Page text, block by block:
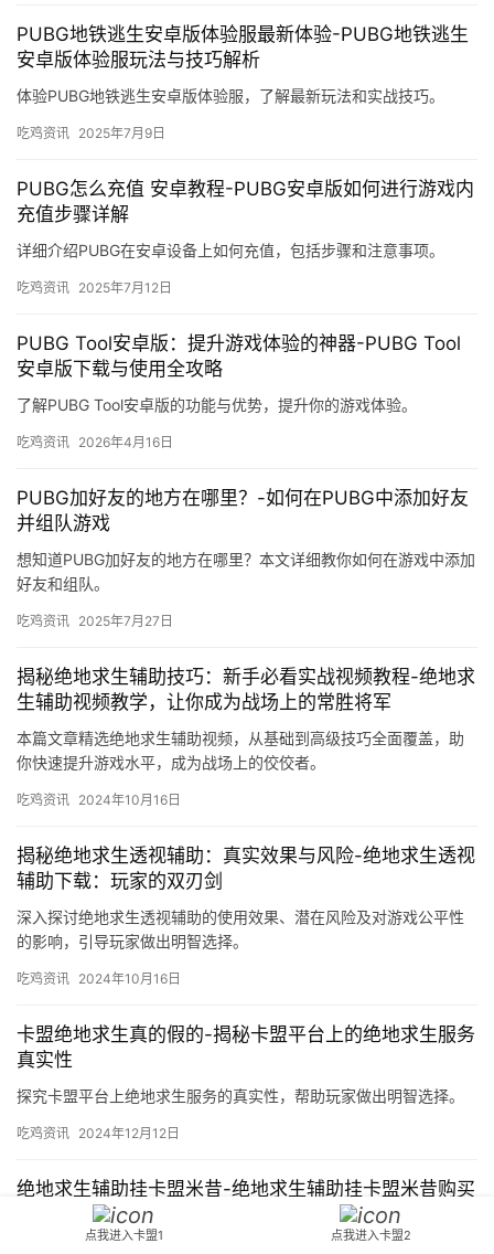
PUBG地铁逃生安卓版体验服最新体验-PUBG地铁逃生
安卓版体验服玩法与技巧解析
体验PUBG地铁逃生安卓版体验服，了解最新玩法和实战技巧。
吃鸡资讯 2025年7月9日
PUBG怎么充值 安卓教程-PUBG安卓版如何进行游戏内
充值步骤详解
详细介绍PUBG在安卓设备上如何充值，包括步骤和注意事项。
吃鸡资讯 2025年7月12日
PUBG Tool安卓版：提升游戏体验的神器-PUBG Tool
安卓版下载与使用全攻略
了解PUBG Tool安卓版的功能与优势，提升你的游戏体验。
吃鸡资讯 2026年4月16日
PUBG加好友的地方在哪里？-如何在PUBG中添加好友
并组队游戏
想知道PUBG加好友的地方在哪里？本文详细教你如何在游戏中添加
好友和组队。
吃鸡资讯 2025年7月27日
揭秘绝地求生辅助技巧：新手必看实战视频教程-绝地求
生辅助视频教学，让你成为战场上的常胜将军
本篇文章精选绝地求生辅助视频，从基础到高级技巧全面覆盖，助
你快速提升游戏水平，成为战场上的佼佼者。
吃鸡资讯 2024年10月16日
揭秘绝地求生透视辅助：真实效果与风险-绝地求生透视
辅助下载：玩家的双刃剑
深入探讨绝地求生透视辅助的使用效果、潜在风险及对游戏公平性
的影响，引导玩家做出明智选择。
吃鸡资讯 2024年10月16日
卡盟绝地求生真的假的-揭秘卡盟平台上的绝地求生服务
真实性
探究卡盟平台上绝地求生服务的真实性，帮助玩家做出明智选择。
吃鸡资讯 2024年12月12日
绝地求生辅助挂卡盟米昔-绝地求生辅助挂卡盟米昔购买
点我进入卡盟1 点我进入卡盟2